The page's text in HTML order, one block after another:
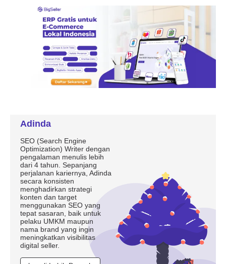
Adinda
SEO (Search Engine
Optimization) Writer dengan
pengalaman menulis lebih
dari 4 tahun. Sepanjang
perjalanan kariernya, Adinda
secara konsisten
menghadirkan strategi
konten dan target
menggunakan SEO yang
tepat sasaran, baik untuk
pelaku UMKM maupun
nama brand yang ingin
meningkatkan visibilitas
digital seller.